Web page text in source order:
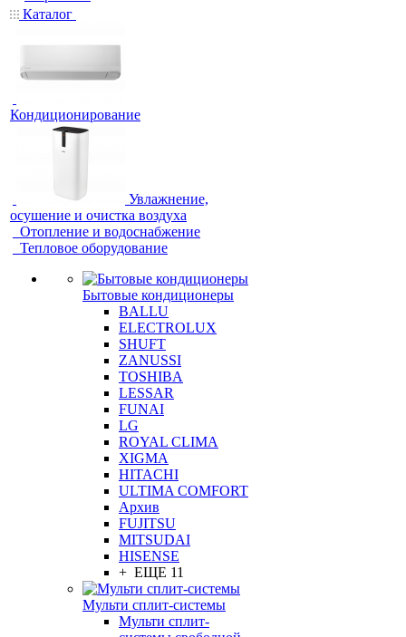
Каталог
Кондиционирование
Увлажнение,
осушение и очистка воздуха
Отопление и водоснабжение
Тепловое оборудование
Бытовые кондиционеры
BALLU
ELECTROLUX
SHUFT
ZANUSSI
TOSHIBA
LESSAR
FUNAI
LG
ROYAL CLIMA
XIGMA
HITACHI
ULTIMA COMFORT
Архив
FUJITSU
MITSUDAI
HISENSE
+ ЕЩЕ 11
Мульти сплит-системы
Мульти сплит-